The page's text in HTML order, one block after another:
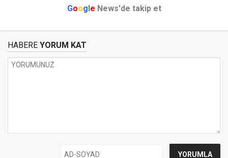
Google News'de takip et
HABERE YORUM KAT